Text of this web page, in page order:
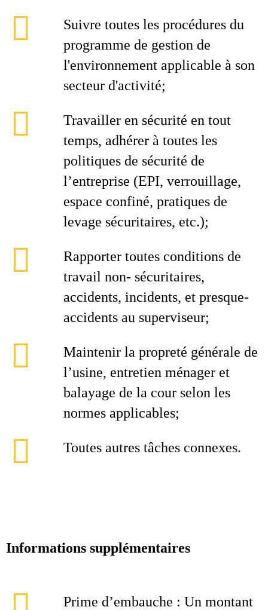
Suivre toutes les procédures du
programme de gestion de
l'environnement applicable à son
secteur d'activité;
Travailler en sécurité en tout
temps, adhérer à toutes les
politiques de sécurité de
l’entreprise (EPI, verrouillage,
espace confiné, pratiques de
levage sécuritaires, etc.);
Rapporter toutes conditions de
travail non- sécuritaires,
accidents, incidents, et presque-
accidents au superviseur;
Maintenir la propreté générale de
l’usine, entretien ménager et
balayage de la cour selon les
normes applicables;
Toutes autres tâches connexes.
Informations supplémentaires
Prime d’embauche : Un montant